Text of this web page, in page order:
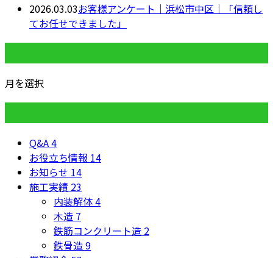
2026.03.03お客様アンケート｜浜松市中区｜「信頼し
てお任せできました」
月を選択
Q&A4
お役立ち情報 14
お知らせ 14
施工実績 23
内装解体4
木造 7
鉄筋コンクリート造 2
鉄骨造9